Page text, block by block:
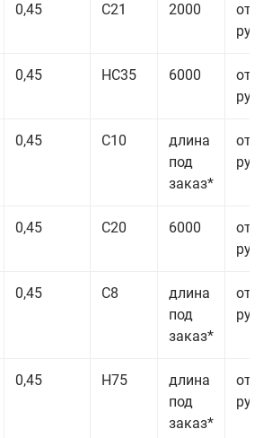
0,45 С21 2000
от
руб.
0,45 НС35 6000
от
руб.
0,45 С10
длина
под
заказ*
от
руб.
0,45 С20 6000
от
руб.
0,45 С8
длина
под
заказ*
от
руб.
0,45 Н75
длина
под
заказ*
от
руб.